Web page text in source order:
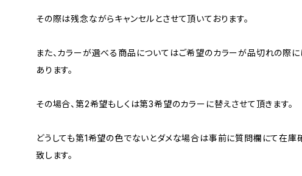
その際は残念ながらキャンセルとさせて頂いております。
また、カラーが選べる商品についてはご希望のカラーが品切れの際
あります。
その場合、第2希望もしくは第3希望のカラーに替えさせて頂きます。
どうしても第1希望の色でないとダメな場合は事前に質問欄にて在庫
致します。